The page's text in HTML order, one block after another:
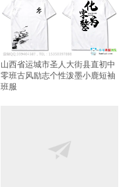
山西省运城市圣人大街县直初中
零班古风励志个性泼墨小鹿短袖
班服